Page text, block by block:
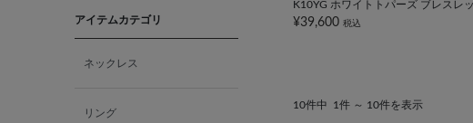
アイテムカテゴリ
ネックレス
リング
K10YG ホワイトトパーズ ブレスレ
¥39,600 税込
10件中 1件 ～ 10件を表示